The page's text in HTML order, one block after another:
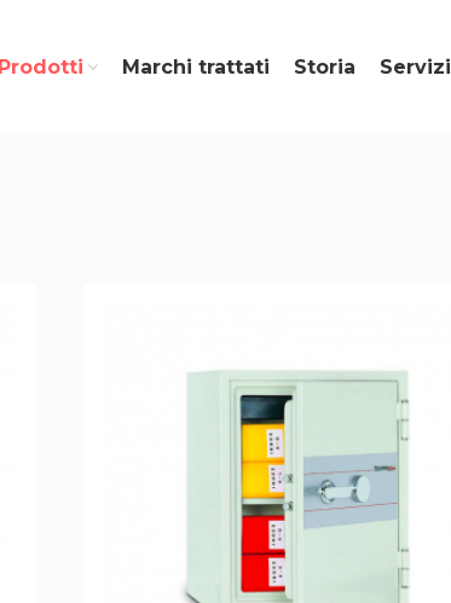
Prodotti Marchi trattati Storia Servizi